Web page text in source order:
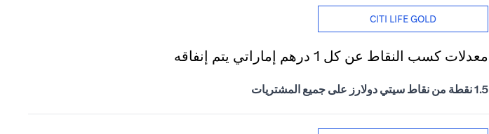
CITI LIFE GOLD
معدلات كسب النقاط عن كل 1 درهم إماراتي يتم إنفاقه
1.5 نقطة من نقاط سيتي دولارز على جميع المشتريات